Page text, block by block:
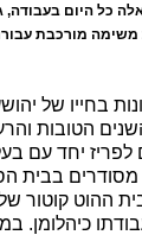
כל היום
מורכבת
בחייו של
הטובות
לפריז יחד עם
מסודרים בבית
קוטור של
כיהלומן.